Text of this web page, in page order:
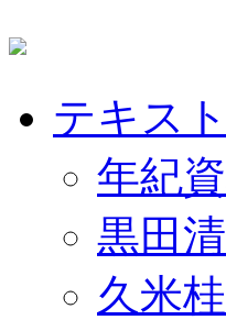
テキスト
年紀
黒田
久米